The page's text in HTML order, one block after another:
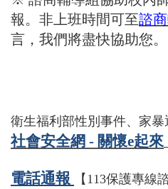
報。非上班時間可至諮
言，我們將盡快協助您。
衛生福利部性別事件、家暴
社會安全網 - 關懷e起來
電話通報
【113保護專線